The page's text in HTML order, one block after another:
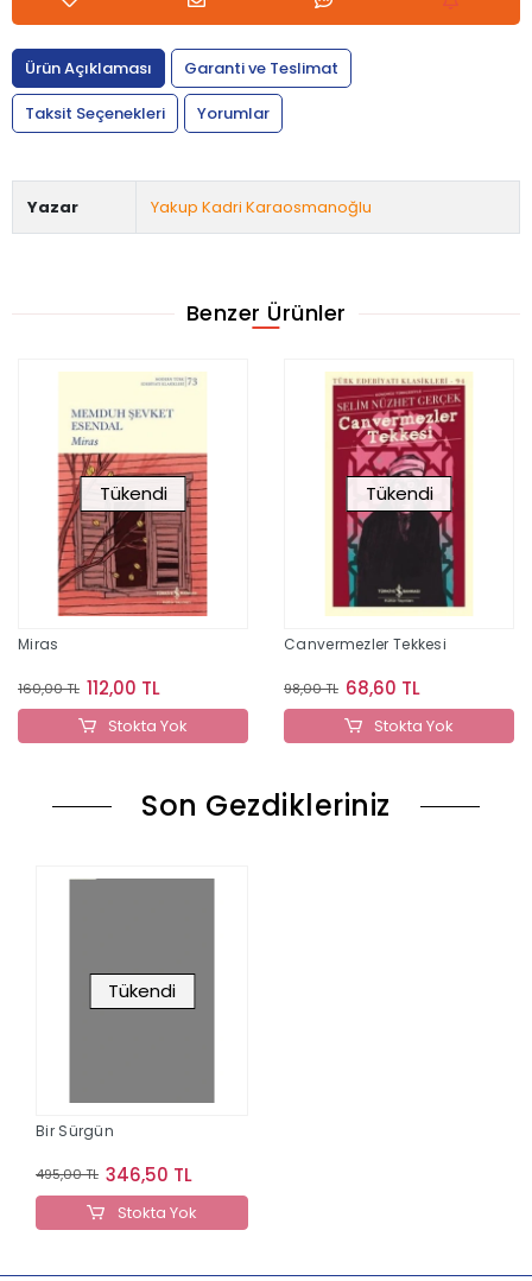
Ürün Açıklaması
Garanti ve Teslimat
Taksit Seçenekleri
Yorumlar
Yazar Yakup Kadri Karaosmanoğlu
Benzer Ürünler
Tükendi
Miras
160,00 TL 112,00 TL
Stokta Yok
Tükendi
Canvermezler Tekkesi
98,00 TL 68,60 TL
Stokta Yok
Son Gezdikleriniz
Tükendi
Bir Sürgün
495,00 TL 346,50 TL
Stokta Yok